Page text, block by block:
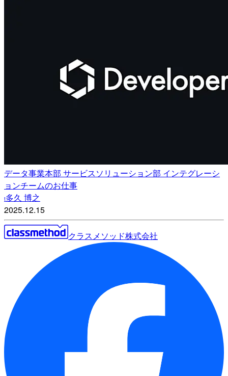
データ事業本部 サービスソリューション部 インテグレーシ
ョンチームのお仕事
t多久 博之
2025.12.15
クラスメソッド株式会社